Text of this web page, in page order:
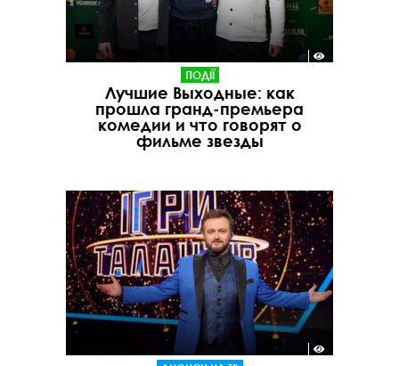
ПОДІЇ
Лучшие Выходные: как
прошла гранд-премьера
комедии и что говорят о
фильме звезды